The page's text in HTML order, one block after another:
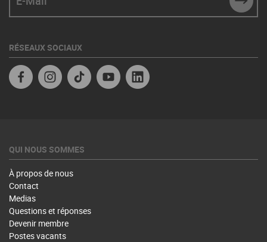
RÉSEAUX SOCIAUX
FacebookInstagramTikTok YouTube
QUI NOUS SOMMES
À propos de nous
Contact
Medias
Questions et réponses
Devenir membre
Postes vacants